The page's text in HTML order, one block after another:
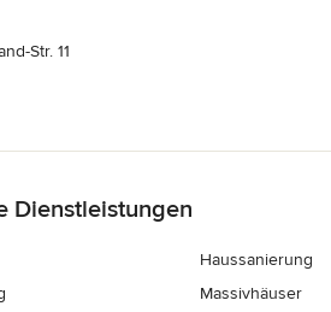
Str. 11
Dienstleistungen
Haussanierung
Massivhäuser